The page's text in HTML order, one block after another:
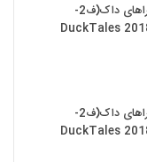
انیمیشن ماجراهای داک(ف2-
انیمیشن ماجراهای داک(ف2-